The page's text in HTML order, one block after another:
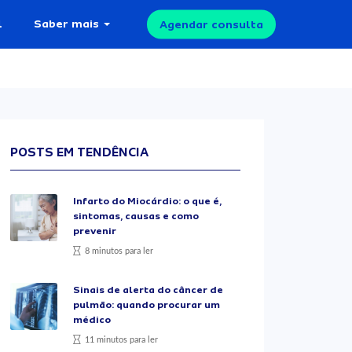
Saber mais Agendar consulta
POSTS EM TENDÊNCIA
Infarto do Miocárdio: o que é,
sintomas, causas e como
prevenir
8 minutos para ler
Sinais de alerta do câncer de
pulmão: quando procurar um
médico
11 minutos para ler